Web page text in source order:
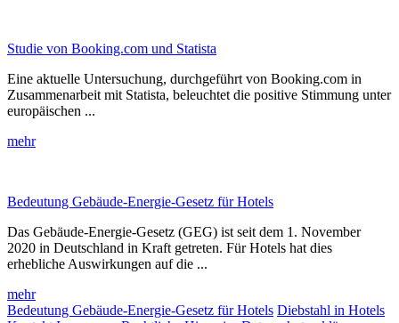
Studie von Booking.com und Statista
Eine aktuelle Untersuchung, durchgeführt von Booking.com in
Zusammenarbeit mit Statista, beleuchtet die positive Stimmung unter
europäischen ...
mehr
Bedeutung Gebäude-Energie-Gesetz für Hotels
Das Gebäude-Energie-Gesetz (GEG) ist seit dem 1. November
2020 in Deutschland in Kraft getreten. Für Hotels hat dies
erhebliche Auswirkungen auf die ...
mehr
Bedeutung Gebäude-Energie-Gesetz für Hotels Diebstahl in Hotels